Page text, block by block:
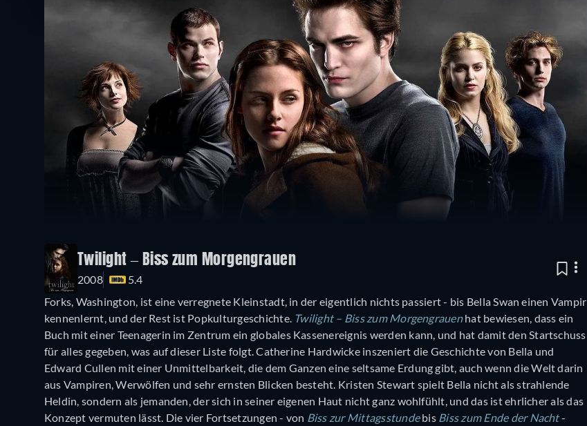
Twilight – Biss zum Morgengrauen
2008
5.4
Forks, Washington, ist eine verregnete Kleinstadt, in der eigentlich nichts passiert - bis Bella Swan einen Vampir
kennenlernt, und der Rest ist Popkulturgeschichte. Twilight – Biss zum Morgengrauenhat bewiesen, dass ein
Buch mit einer Teenagerin im Zentrum ein globales Kassenereignis werden kann, und hat damit den Startschuss
für alles gegeben, was auf dieser Liste folgt. Catherine Hardwicke inszeniert die Geschichte von Bella und
Edward Cullen mit einer Unmittelbarkeit, die dem Ganzen eine seltsame Erdung gibt, auch wenn die Welt darin
aus Vampiren, Werwölfen und sehr ernsten Blicken besteht. Kristen Stewart spielt Bella nicht als strahlende
Heldin, sondern als jemanden, der sich in seiner eigenen Haut nicht ganz wohlfühlt, und das ist ehrlicher als das
Konzept vermuten lässt. Die vier Fortsetzungen - von Biss zur Mittagsstundebis Biss zum Ende der Nacht-